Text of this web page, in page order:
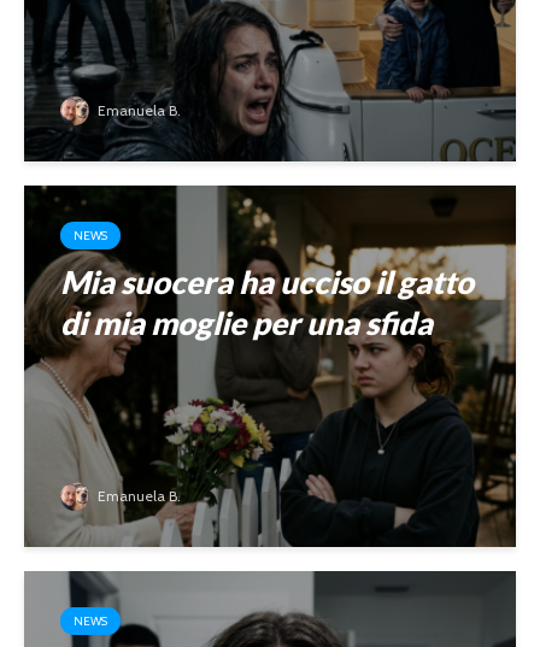
Emanuela B.
NEWS
Mia suocera ha ucciso il gatto
di mia moglie per una sfida
Emanuela B.
NEWS